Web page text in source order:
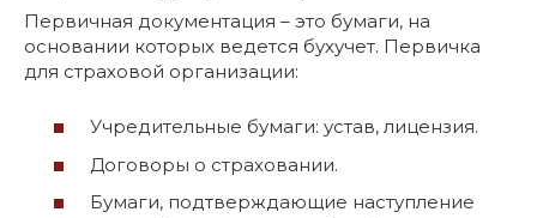
Первичная документация – это бумаги, на
основании которых ведется бухучет. Первичка
для страховой организации:
Учредительные бумаги: устав, лицензия.
Договоры о страховании.
Бумаги, подтверждающие наступление